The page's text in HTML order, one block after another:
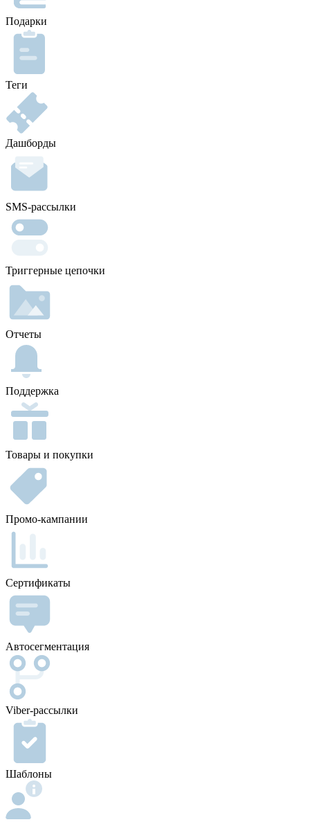
Подарки
Теги
Дашборды
SMS-рассылки
Триггерные цепочки
Отчеты
Поддержка
Товары и покупки
Промо-кампании
Сертификаты
Автосегментация
Viber-рассылки
Шаблоны